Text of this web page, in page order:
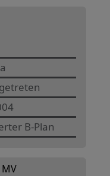
B-Plan